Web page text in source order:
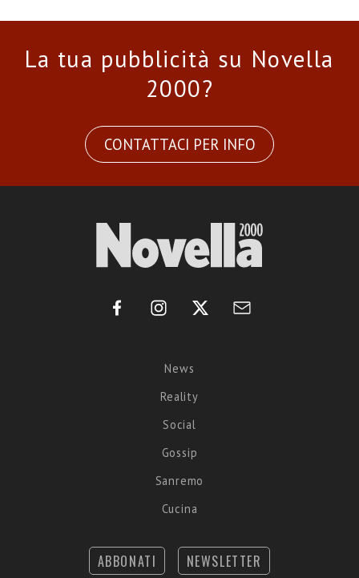
La tua pubblicità su Novella
2000?
CONTATTACI PER INFO
News
Reality
Social
Gossip
Sanremo
Cucina
ABBONATI NEWSLETTER